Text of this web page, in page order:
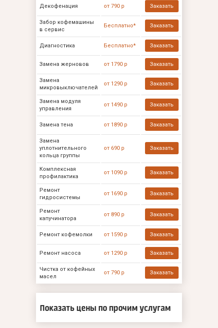
Декофенация от 790 р Заказать
Забор кофемашины
в сервис
Бесплатно* Заказать
Диагностика Бесплатно* Заказать
Замена жерновов от 1790 р Заказать
Замена
микровыключателей
от 1290 р Заказать
Замена модуля
управления
от 1490 р Заказать
Замена тена от 1890 р Заказать
Замена
уплотнительного
кольца группы
от 690 р Заказать
Комплексная
профилактика
от 1090 р Заказать
Ремонт
гидросистемы
от 1690 р Заказать
Ремонт
капучинатора
от 890 р Заказать
Ремонт кофемолки от 1590 р Заказать
Ремонт насоса от 1290 р Заказать
Чистка от кофейных
масел
от 790 р Заказать
Показать цены по прочим услугам